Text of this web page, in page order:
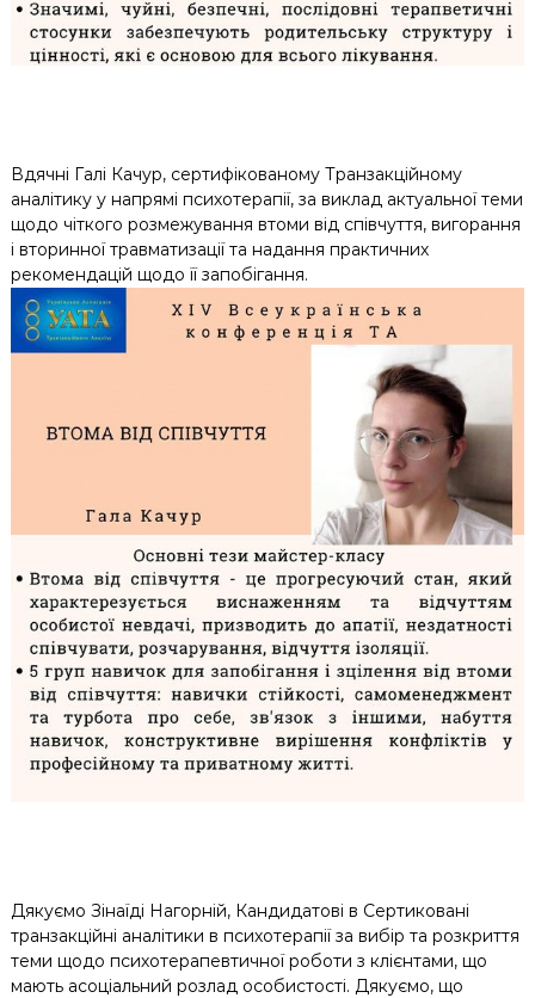
Вдячні Галі Качур, сертифікованому Транзакційному
аналітику у напрямі психотерапії, за виклад актуальної теми
щодо чіткого розмежування втоми від співчуття, вигорання
і вторинної травматизації та надання практичних
рекомендацій щодо її запобігання.
Дякуємо Зінаїді Нагорній, Кандидатові в Сертиковані
транзакційні аналітики в психотерапії за вибір та розкриття
теми щодо психотерапевтичної роботи з клієнтами, що
мають асоціальний розлад особистості. Дякуємо, що